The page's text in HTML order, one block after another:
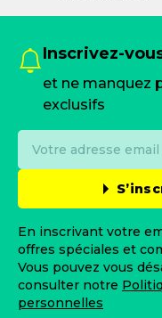
Inscrivez-
et ne manquez
exclusifs
En inscrivant votre
offres spéciales et
Vous pouvez vous
consulter notre
personnelles